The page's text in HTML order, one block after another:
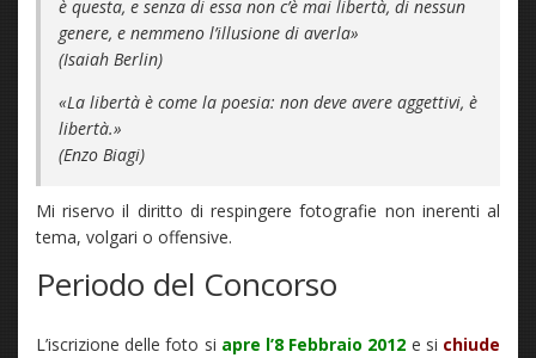
è questa, e senza di essa non c’è mai libertà, di nessun
genere, e nemmeno l’illusione di averla»
(Isaiah Berlin)
«La libertà è come la poesia: non deve avere aggettivi, è
libertà.»
(Enzo Biagi)
Mi riservo il diritto di respingere fotografie non inerenti al
tema, volgari o offensive.
Periodo del Concorso
L’iscrizione delle foto si apre l’8 Febbraio 2012 e si chiude